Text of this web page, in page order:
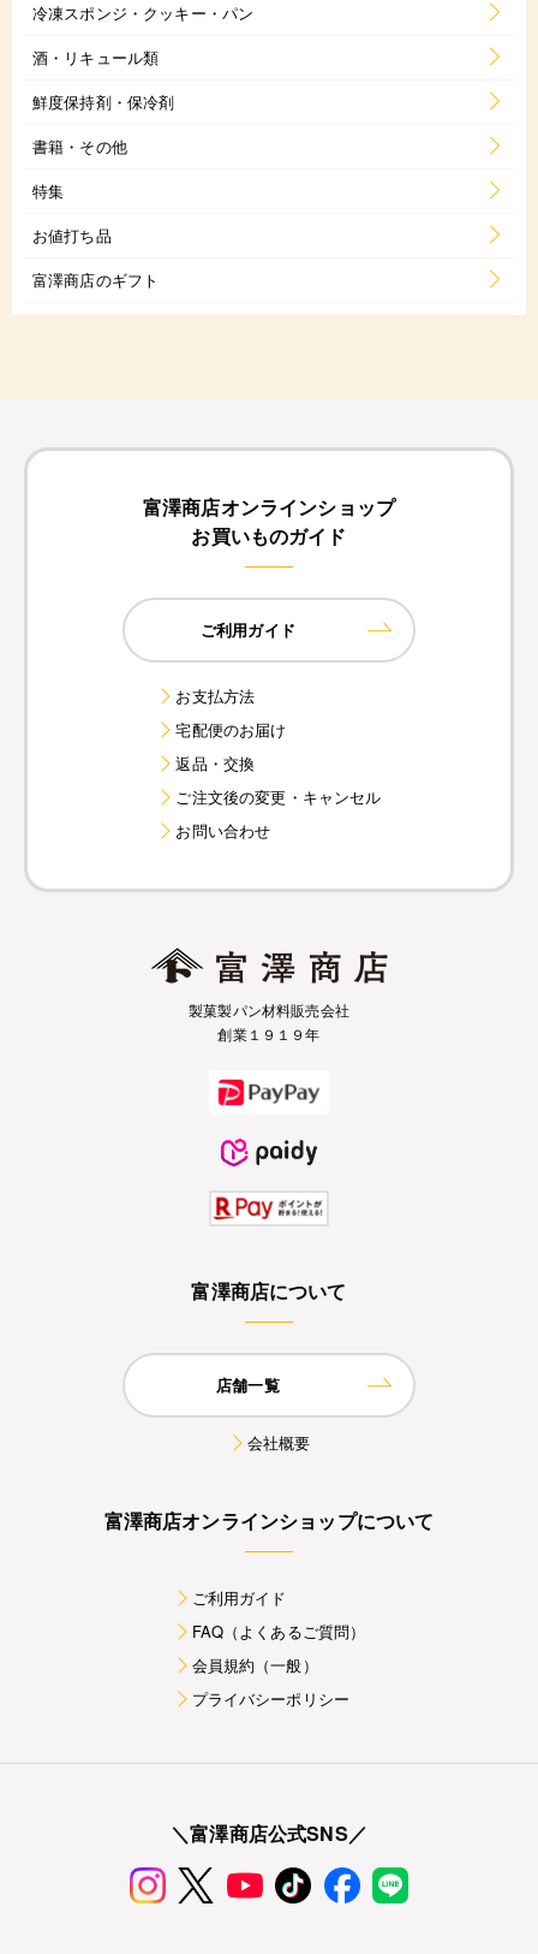
冷凍スポンジ・クッキー・パン
酒・リキュール類
鮮度保持剤・保冷剤
書籍・その他
特集
お値打ち品
富澤商店のギフト
富澤商店オンラインショップ
お買いものガイド
ご利用ガイド
お支払方法
宅配便のお届け
返品・交換
ご注文後の変更・キャンセル
お問い合わせ
製菓製パン材料販売会社
創業１９１９年
富澤商店について
店舗一覧
会社概要
富澤商店オンラインショップについて
ご利用ガイド
FAQ（よくあるご質問）
会員規約（一般）
プライバシーポリシー
＼富澤商店公式SNS／